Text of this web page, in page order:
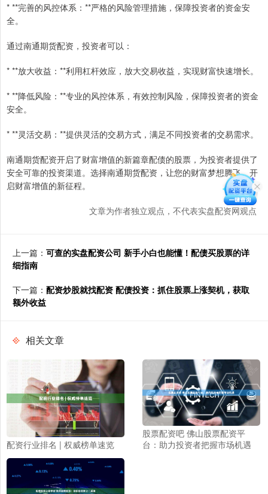
* **完善的风控体系：**严格的风险管理措施，保障投资者的资金安
全。
通过南通期货配资，投资者可以：
* **放大收益：**利用杠杆效应，放大交易收益，实现财富快速增长。
* **降低风险：**专业的风控体系，有效控制风险，保障投资者的资金
安全。
* **灵活交易：**提供灵活的交易方式，满足不同投资者的交易需求。
南通期货配资开启了财富增值的新篇章配债的股票，为投资者提供了
安全可靠的投资渠道。选择南通期货配资，让您的财富梦想腾飞，开
启财富增值的新征程。
文章为作者独立观点，不代表实盘配资网观点
上一篇： 可查的实盘配资公司 新手小白也能懂！配债买股票的详
细指南
下一篇： 配资炒股就找配资 配债投资：抓住股票上涨契机，获取
额外收益
相关文章
配资行业排名 | 权威榜单速览
股票配资吧 佛山股票配资平
台：助力投资者把握市场机遇